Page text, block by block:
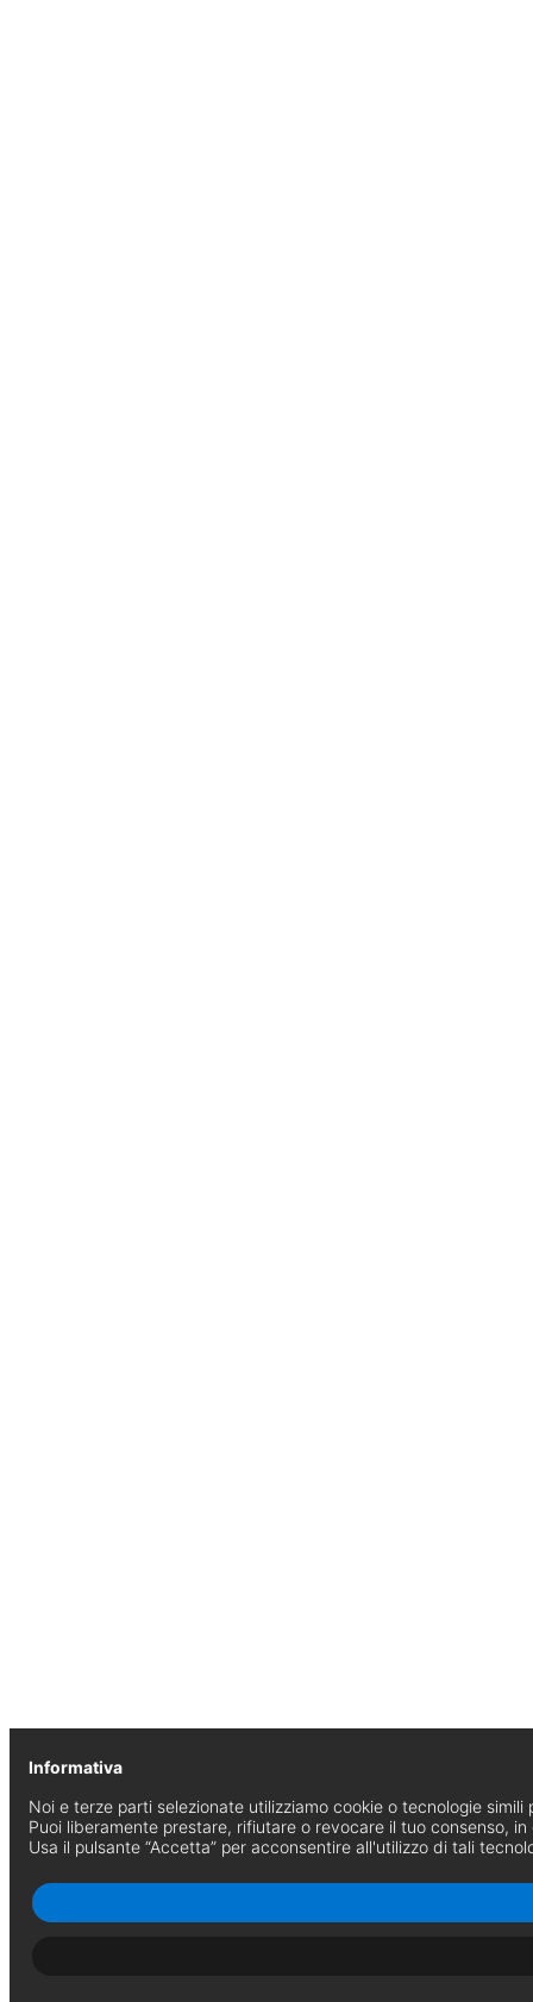
Informativa
Noi e terze parti selezionate utilizziamo cookie o tecnologie
Puoi liberamente prestare, rifiutare o revocare il tuo consenso, in
Usa il pulsante “Accetta” per acconsentire all'utilizzo di tali